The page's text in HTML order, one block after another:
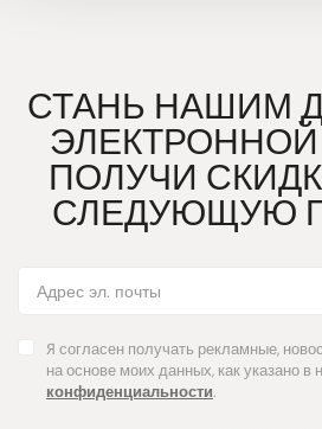
СТАНЬ НАШИМ
ПОЛУЧИ
СЛЕДУЮЩУЮ
Я согласен получать рекламные,
на основе моих данных, как указано в
конфиденциальности.